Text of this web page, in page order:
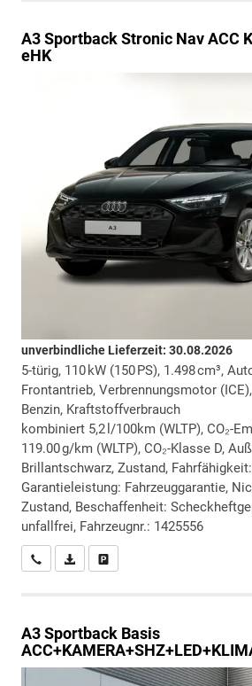
A3 SportbackStronic Nav ACC
eHK
unverbindliche Lieferzeit: 30.08.2026
5-türig, 110 kW (150 PS), 1.498 cm³,
Frontantrieb, Verbrennungsmotor (ICE),
Benzin, Kraftstoffverbrauch
kombiniert 5,2 l/100km (WLTP), CO₂-
119.00 g/km (WLTP), CO₂-Klasse D,
Brillantschwarz, Zustand,
Garantieleistung: Fahrzeuggarantie,
Zustand, Beschaffenheit:
unfallfrei, Fahrzeugnr.: 1425556
Wir rufen Sie anPDF-Datei, Fahrzeugexposé drucken
A3 Sportback Basis